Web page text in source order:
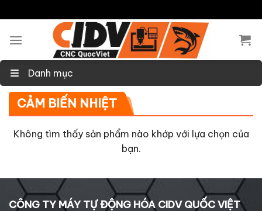
to
content
Danh mục
CẢM BIẾN NHIỆT
Không tìm thấy sản phẩm nào khớp với lựa chọn của
bạn.
CÔNG TY MÁY TỰ ĐỘNG HÓA CIDV QUỐC VIỆT